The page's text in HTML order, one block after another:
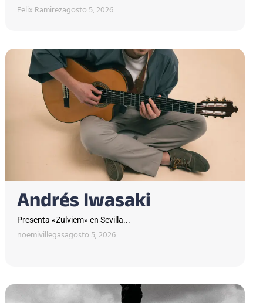
Felix Ramirezagosto 5, 2026
Andrés Iwasaki
Presenta «Zulviem» en Sevilla...
noemivillegasagosto 5, 2026